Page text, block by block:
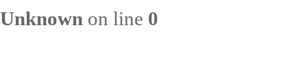
Unknown on line 0